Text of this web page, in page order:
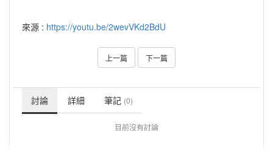
來源 : https://youtu.be/2wevVKd2BdU
上一篇 下一篇
討論 詳細 筆記 (0)
目前沒有討論